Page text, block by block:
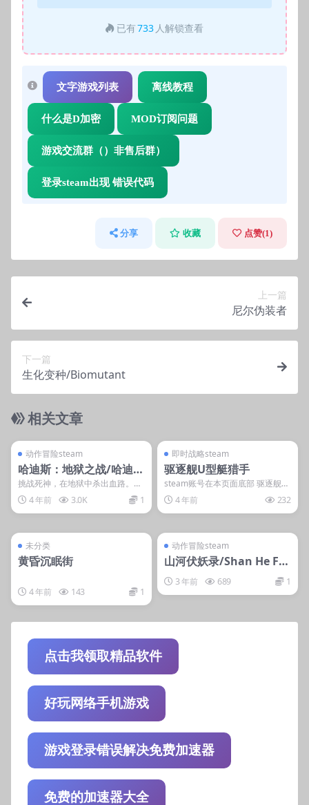
已有733 人解锁查看
文字游戏列表 离线教程
什么是D加密 MOD订阅问题
游戏交流群（）非售后群）
登录steam出现 错误代码
分享 收藏 点赞(1)
上一篇
尼尔伪装者
下一篇
生化变种/Biomutant
相关文章
动作冒险steam
哈迪斯：地狱之战/哈迪
斯：杀出地狱/Hades
挑战死神，在地狱中杀出血路。由
Bastion、Transistor 和 Pyr...
4 年前 3.0K 1
即时战略steam
驱逐舰U型艇猎手
steam账号在本页面底部 驱逐舰U
艇猎手需要什么配置 最低配置: 操
作系统: ...
4 年前 232
未分类
黄昏沉眠街
4 年前 143 1
动作冒险steam
山河伏妖录/Shan He Fu
Yao Lu.
3 年前 689 1
点击我领取精品软件
好玩网络手机游戏
游戏登录错误解决免费加速器
免费的加速器大全